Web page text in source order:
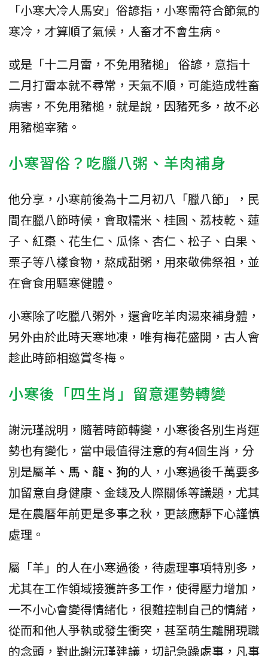
「小寒大冷人馬安」俗諺指，小寒需符合節氣的
寒冷，才算順了氣候，人畜才不會生病。
或是「十二月雷，不免用豬槌」 俗諺，意指十
二月打雷本就不尋常，天氣不順，可能造成牲畜
病害，不免用豬槌，就是說，因豬死多，故不必
用豬槌宰豬。
小寒習俗？吃臘八粥、羊肉補身
他分享，小寒前後為十二月初八「臘八節」，民
間在臘八節時候，會取糯米、桂圓、荔枝乾、蓮
子、紅棗、花生仁、瓜條、杏仁、松子、白果、
栗子等八樣食物，熬成甜粥，用來敬佛祭祖，並
在會食用驅寒健體。
小寒除了吃臘八粥外，還會吃羊肉湯來補身體，
另外由於此時天寒地凍，唯有梅花盛開，古人會
趁此時節相邀賞冬梅。
小寒後「四生肖」留意運勢轉變
謝沅瑾說明，隨著時節轉變，小寒後各別生肖運
勢也有變化，當中最值得注意的有4個生肖，分
別是屬羊、馬、龍、狗的人，小寒過後千萬要多
加留意自身健康、金錢及人際關係等議題，尤其
是在農曆年前更是多事之秋，更該應靜下心謹慎
處理。
屬「羊」的人在小寒過後，待處理事項特別多，
尤其在工作領域接獲許多工作，使得壓力增加，
一不小心會變得情緒化，很難控制自己的情緒，
從而和他人爭執或發生衝突，甚至萌生離開現職
的念頭，對此謝沅瑾建議，切記急躁處事，凡事